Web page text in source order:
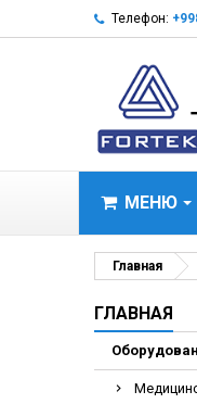
Телефон:
МЕНЮ
Главная
ГЛАВНАЯ